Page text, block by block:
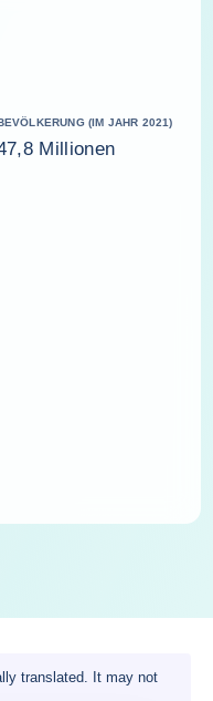
(IM JAHR 2021)
Millionen
translated. It may not